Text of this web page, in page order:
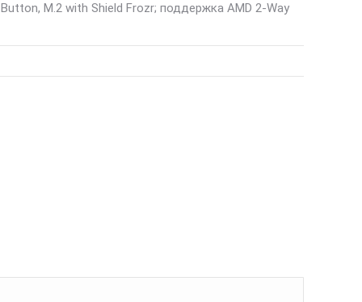
Button, M.2 with Shield Frozr; поддержка AMD 2-Way